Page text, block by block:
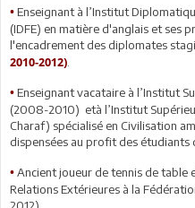
• Enseignant à l’Institut
(IDFE) en matière d'anglais et ses
l'encadrement des diplomates
2010-2012)
• Enseignant vacataire à l’Institut
(2008-2010) età l’Institut
Charaf) spécialisé en Civilisation
dispensées au profit des étudiants
• Ancient joueur de tennis de table
Relations Extérieures à la